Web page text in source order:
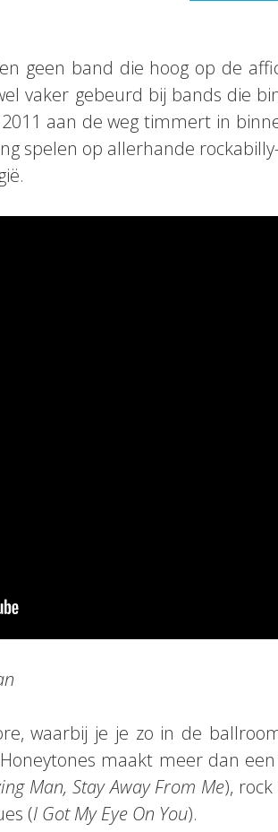
geen band die hoog op de
vaker gebeurd bij bands die
aan de weg timmert in
spelen op allerhande
waarbij je je zo in de
maakt meer dan
Man, Stay Away From Me), rock
(I Got My Eye On You).